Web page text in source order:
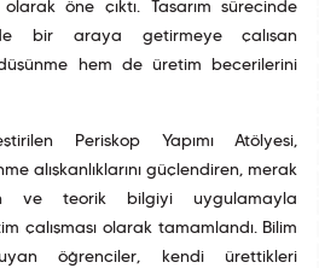
öne çıktı. Tasarım sürecinde
bir araya getirmeye çalışan
düşünme hem de üretim becerilerini
Periskop Yapımı Atölyesi,
alışkanlıklarını güçlendiren, merak
ve teorik bilgiyi uygulamayla
çalışması olarak tamamlandı. Bilim
öğrenciler, kendi ürettikleri